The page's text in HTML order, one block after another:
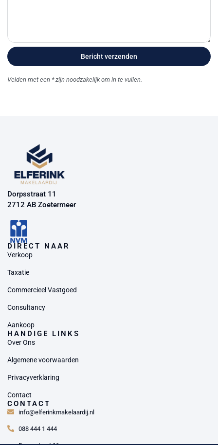
Bericht verzenden
name-hny-ygjq7
Velden met een * zijn noodzakelijk om in te vullen.
Dorpsstraat 11
2712 AB Zoetermeer
DIRECT NAAR
Verkoop
Taxatie
Commercieel Vastgoed
Consultancy
Aankoop
HANDIGE LINKS
Over Ons
Algemene voorwaarden
Privacyverklaring
Contact
CONTACT
info@elferinkmakelaardij.nl
088 444 1 444